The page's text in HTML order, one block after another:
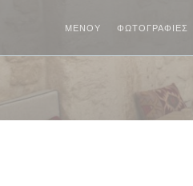
ΜΕΝΟΎ ΦΩΤΟΓΡΑΦΊΕΣ